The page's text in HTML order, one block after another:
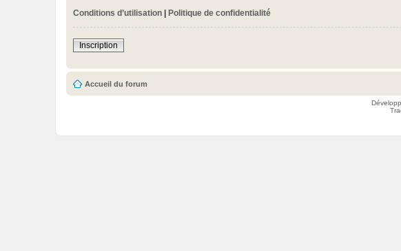
Conditions d’utilisation
Politique de confidentialité
Inscription
Accueil du forum